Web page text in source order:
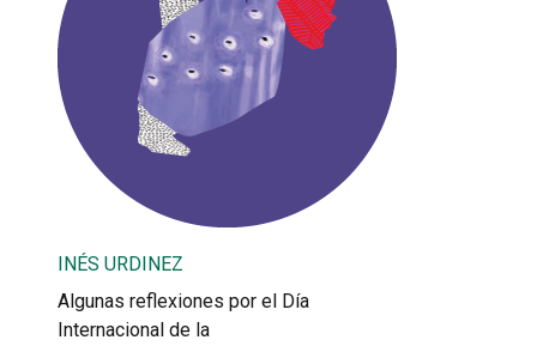
INÉS URDINEZ
Algunas reflexiones por el Día
Internacional de la